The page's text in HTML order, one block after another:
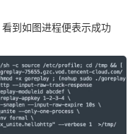
看到如图进程便表示成功